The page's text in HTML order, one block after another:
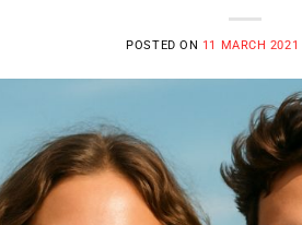
POSTED ON 11 MARCH 2021